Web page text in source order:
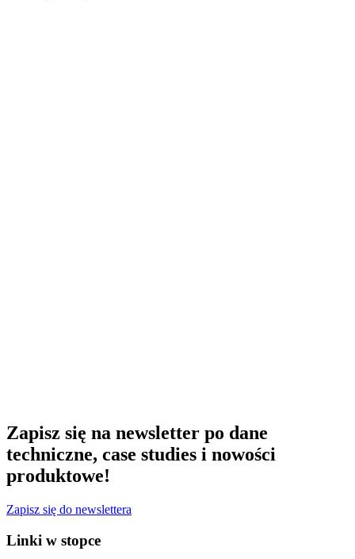
Zapisz się na newsletter po dane
techniczne, case studies i nowości
produktowe!
Zapisz się do newslettera
Linki w stopce